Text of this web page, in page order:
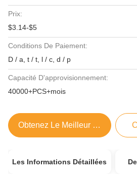
Prix:
$3.14-$5
Conditions De Paiement:
D / a, t / t, l / c, d / p
Capacité D'approvisionnement:
40000+PCS+mois
Obtenez Le Meilleur Prix
Les Informations Détaillées